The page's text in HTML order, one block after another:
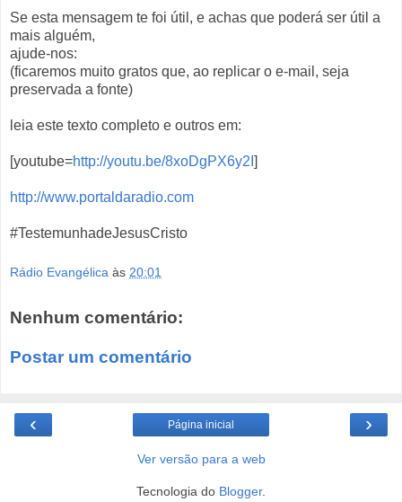
Se esta mensagem te foi útil, e achas que poderá ser útil a
mais alguém,
ajude-nos:
(ficaremos muito gratos que, ao replicar o e-mail, seja
preservada a fonte)
leia este texto completo e outros em:
[youtube=http://youtu.be/8xoDgPX6y2I ]
http://www.portaldaradio.com
#TestemunhadeJesusCristo
Rádio Evangélica às 20:01
Nenhum comentário:
Postar um comentário
‹ ›
Página inicial
Ver versão para a web
Tecnologia do Blogger.